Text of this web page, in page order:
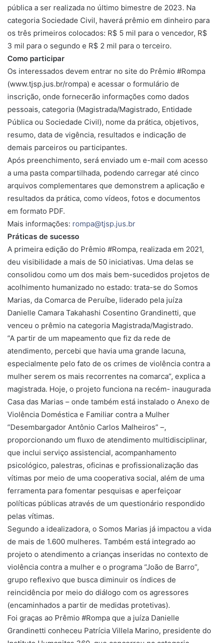
pública a ser realizada no último bimestre de 2023. Na
categoria Sociedade Civil, haverá prêmio em dinheiro para
os três primeiros colocados: R$ 5 mil para o vencedor, R$
3 mil para o segundo e R$ 2 mil para o terceiro.
Como participar
Os interessados devem entrar no site do Prêmio #Rompa
(www.tjsp.jus.br/rompa) e acessar o formulário de
inscrição, onde fornecerão informações como dados
pessoais, categoria (Magistrada/Magistrado, Entidade
Pública ou Sociedade Civil), nome da prática, objetivos,
resumo, data de vigência, resultados e indicação de
demais parceiros ou participantes.
Após preenchimento, será enviado um e-mail com acesso
a uma pasta compartilhada, podendo carregar até cinco
arquivos complementares que demonstrem a aplicação e
resultados da prática, como vídeos, fotos e documentos
em formato PDF.
Mais informações: rompa@tjsp.jus.br
Práticas de sucesso
A primeira edição do Prêmio #Rompa, realizada em 2021,
deu visibilidade a mais de 50 iniciativas. Uma delas se
consolidou como um dos mais bem-sucedidos projetos de
acolhimento humanizado no estado: trata-se do Somos
Marias, da Comarca de Peruíbe, liderado pela juíza
Danielle Camara Takahashi Cosentino Grandinetti, que
venceu o prêmio na categoria Magistrada/Magistrado.
“A partir de um mapeamento que fiz da rede de
atendimento, percebi que havia uma grande lacuna,
especialmente pelo fato de os crimes de violência contra a
mulher serem os mais recorrentes na comarca”, explica a
magistrada. Hoje, o projeto funciona na recém- inaugurada
Casa das Marias – onde também está instalado o Anexo de
Violência Doméstica e Familiar contra a Mulher
“Desembargador Antônio Carlos Malheiros” –,
proporcionando um fluxo de atendimento multidisciplinar,
que inclui serviço assistencial, acompanhamento
psicológico, palestras, oficinas e profissionalização das
vítimas por meio de uma cooperativa social, além de uma
ferramenta para fomentar pesquisas e aperfeiçoar
políticas públicas através de um questionário respondido
pelas vítimas.
Segundo a idealizadora, o Somos Marias já impactou a vida
de mais de 1.600 mulheres. Também está integrado ao
projeto o atendimento a crianças inseridas no contexto de
violência contra a mulher e o programa “João de Barro”,
grupo reflexivo que busca diminuir os índices de
reincidência por meio do diálogo com os agressores
(encaminhados a partir de medidas protetivas).
Foi graças ao Prêmio #Rompa que a juíza Danielle
Grandinetti conheceu Patrícia Villela Marino, presidente do